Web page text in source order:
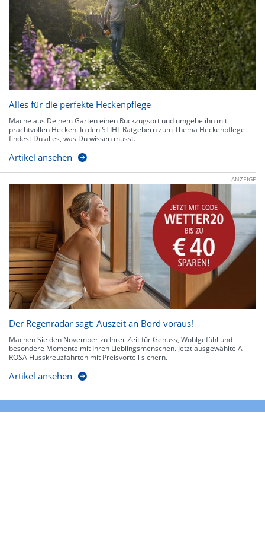
Alles für die perfekte Heckenpflege
Mache aus Deinem Garten einen Rückzugsort und umgebe ihn mit
prachtvollen Hecken. In den STIHL Ratgebern zum Thema Heckenpflege
findest Du alles, was Du wissen musst.
Artikel ansehen
ANZEIGE
Der Regenradar sagt: Auszeit an Bord voraus!
Machen Sie den November zu Ihrer Zeit für Genuss, Wohlgefühl und
besondere Momente mit Ihren Lieblingsmenschen. Jetzt ausgewählte A-
ROSA Flusskreuzfahrten mit Preisvorteil sichern.
Artikel ansehen